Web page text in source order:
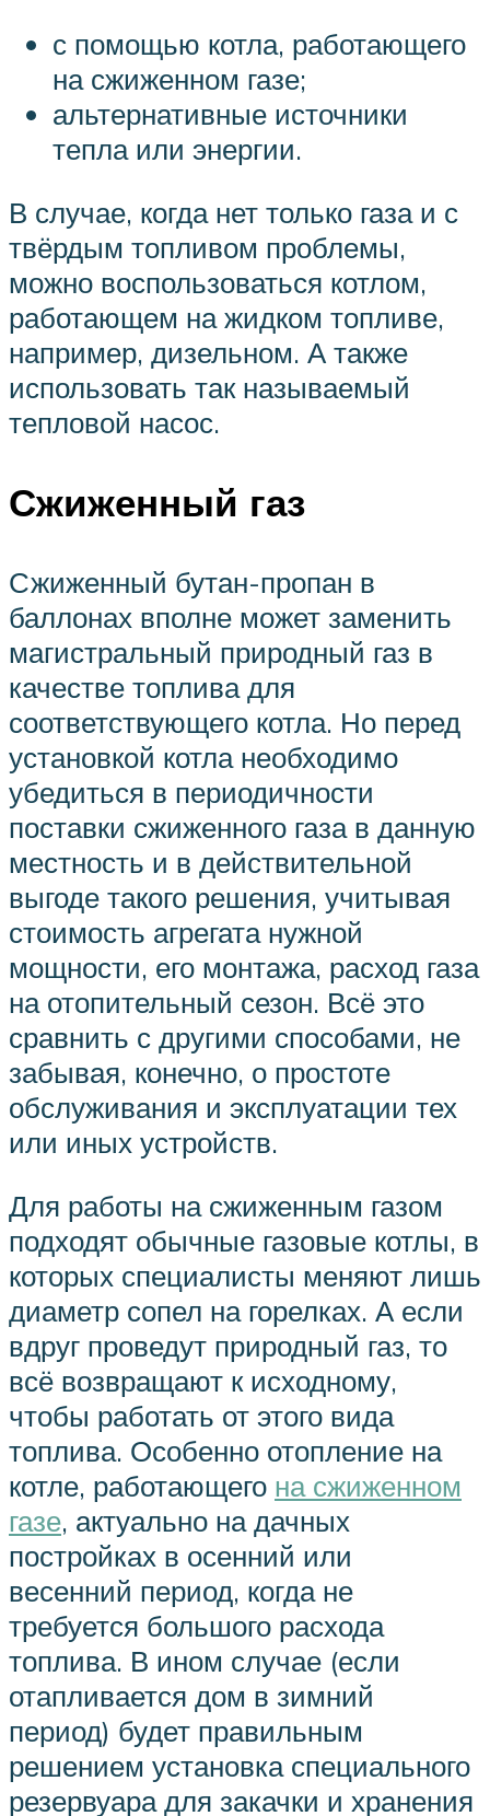
с помощью котла, работающего
на сжиженном газе;
альтернативные источники
тепла или энергии.
В случае, когда нет только газа и с
твёрдым топливом проблемы,
можно воспользоваться котлом,
работающем на жидком топливе,
например, дизельном. А также
использовать так называемый
тепловой насос.
Сжиженный газ
Сжиженный бутан-пропан в
баллонах вполне может заменить
магистральный природный газ в
качестве топлива для
соответствующего котла. Но перед
установкой котла необходимо
убедиться в периодичности
поставки сжиженного газа в данную
местность и в действительной
выгоде такого решения, учитывая
стоимость агрегата нужной
мощности, его монтажа, расход газа
на отопительный сезон. Всё это
сравнить с другими способами, не
забывая, конечно, о простоте
обслуживания и эксплуатации тех
или иных устройств.
Для работы на сжиженным газом
подходят обычные газовые котлы, в
которых специалисты меняют лишь
диаметр сопел на горелках. А если
вдруг проведут природный газ, то
всё возвращают к исходному,
чтобы работать от этого вида
топлива. Особенно отопление на
котле, работающего на сжиженном
газе, актуально на дачных
постройках в осенний или
весенний период, когда не
требуется большого расхода
топлива. В ином случае (если
отапливается дом в зимний
период) будет правильным
решением установка специального
резервуара для закачки и хранения